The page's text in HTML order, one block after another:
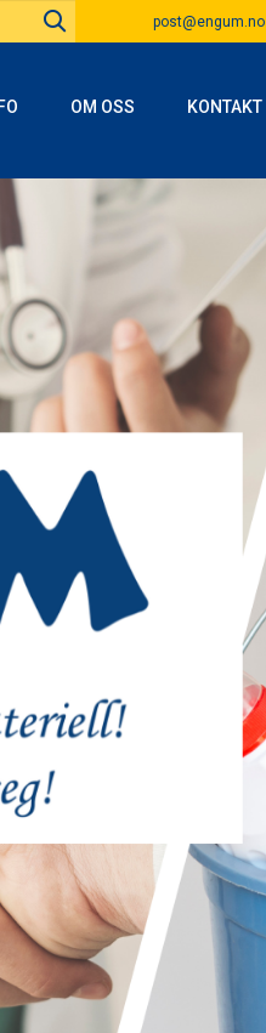
post@engum.no
OM OSS KONTAKT